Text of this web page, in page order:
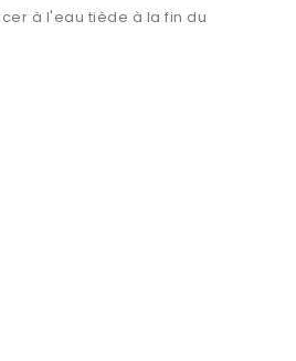
à l'eau tiède à la fin du